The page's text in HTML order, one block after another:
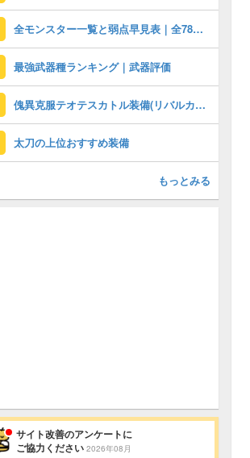
全モンスター一覧と弱点早見表｜全78体掲載
最強武器種ランキング｜武器評価
傀異克服テオテスカトル装備(リバルカイザー)の見た目と解放条件｜マスターランク
太刀の上位おすすめ装備
もっとみる
サイト改善のアンケートに
ご協力ください 2026年08月